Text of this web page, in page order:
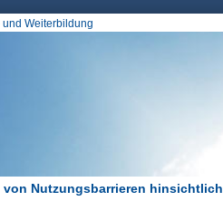
und Weiterbildung
von Nutzungsbarrieren hinsichtlich